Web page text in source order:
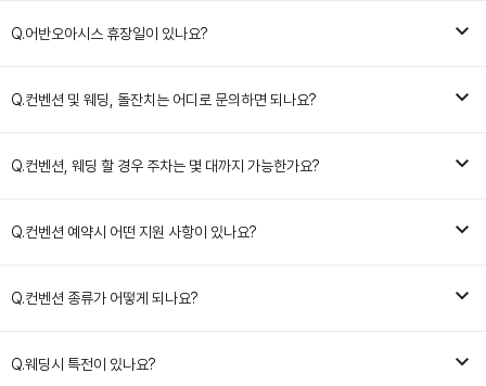
Q.어반오아시스 휴장일이 있나요?
Q.컨벤션 및 웨딩, 돌잔치는 어디로 문의하면 되나요?
Q.컨벤션, 웨딩 할 경우 주차는 몇 대까지 가능한가요?
Q.컨벤션 예약시 어떤 지원 사항이 있나요?
Q.컨벤션 종류가 어떻게 되나요?
Q.웨딩시 특전이 있나요?